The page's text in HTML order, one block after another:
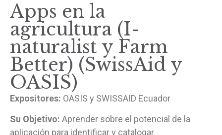
Apps en la
agricultura (I-
naturalist y Farm
Better) (SwissAid y
OASIS)
Expositores: OASIS y SWISSAID Ecuador
Su Objetivo: Aprender sobre el potencial de la
aplicación para identificar y catalogar